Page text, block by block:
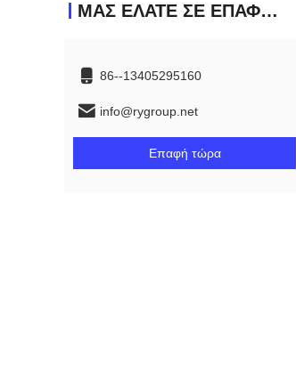
ΜΑΣ ΕΛΆΤΕ ΣΕ ΕΠΑΦΉ ΜΕ
86--13405295160
info@rygroup.net
Επαφή τώρα